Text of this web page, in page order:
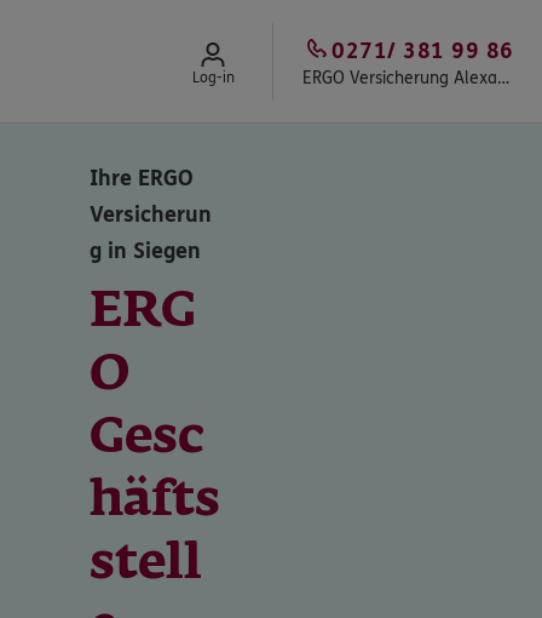
Log-in ERGO Versicherung Alexander Loos in Siegen-Weidenau
0271/ 381 99 86
Ihre ERGO
Versicherun
g in Siegen
ERG
O
Gesc
häfts
stell